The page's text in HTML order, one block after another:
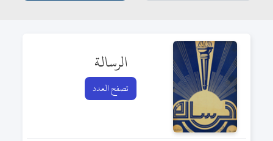
الرسالة
تصفح العدد